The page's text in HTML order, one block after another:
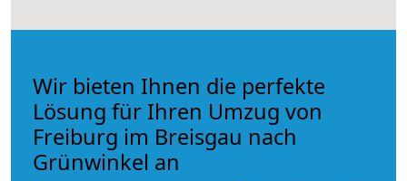
Wir bieten Ihnen die perfekte
Lösung für Ihren Umzug von
Freiburg im Breisgau nach
Grünwinkel an